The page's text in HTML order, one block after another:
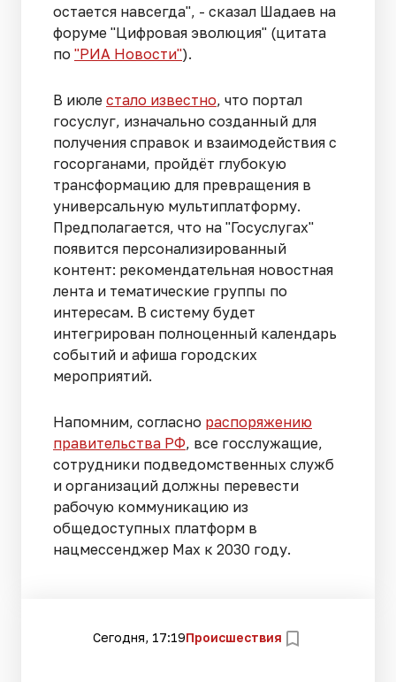
остается навсегда", - сказал Шадаев на
форуме "Цифровая эволюция" (цитата
по "РИА Новости").
В июле стало известно, что портал
госуслуг, изначально созданный для
получения справок и взаимодействия с
госорганами, пройдёт глубокую
трансформацию для превращения в
универсальную мультиплатформу.
Предполагается, что на "Госуслугах"
появится персонализированный
контент: рекомендательная новостная
лента и тематические группы по
интересам. В систему будет
интегрирован полноценный календарь
событий и афиша городских
мероприятий.
Напомним, согласно распоряжению
правительства РФ, все госслужащие,
сотрудники подведомственных служб
и организаций должны перевести
рабочую коммуникацию из
общедоступных платформ в
нацмессенджер Max к 2030 году.
Сегодня, 17:19Происшествия